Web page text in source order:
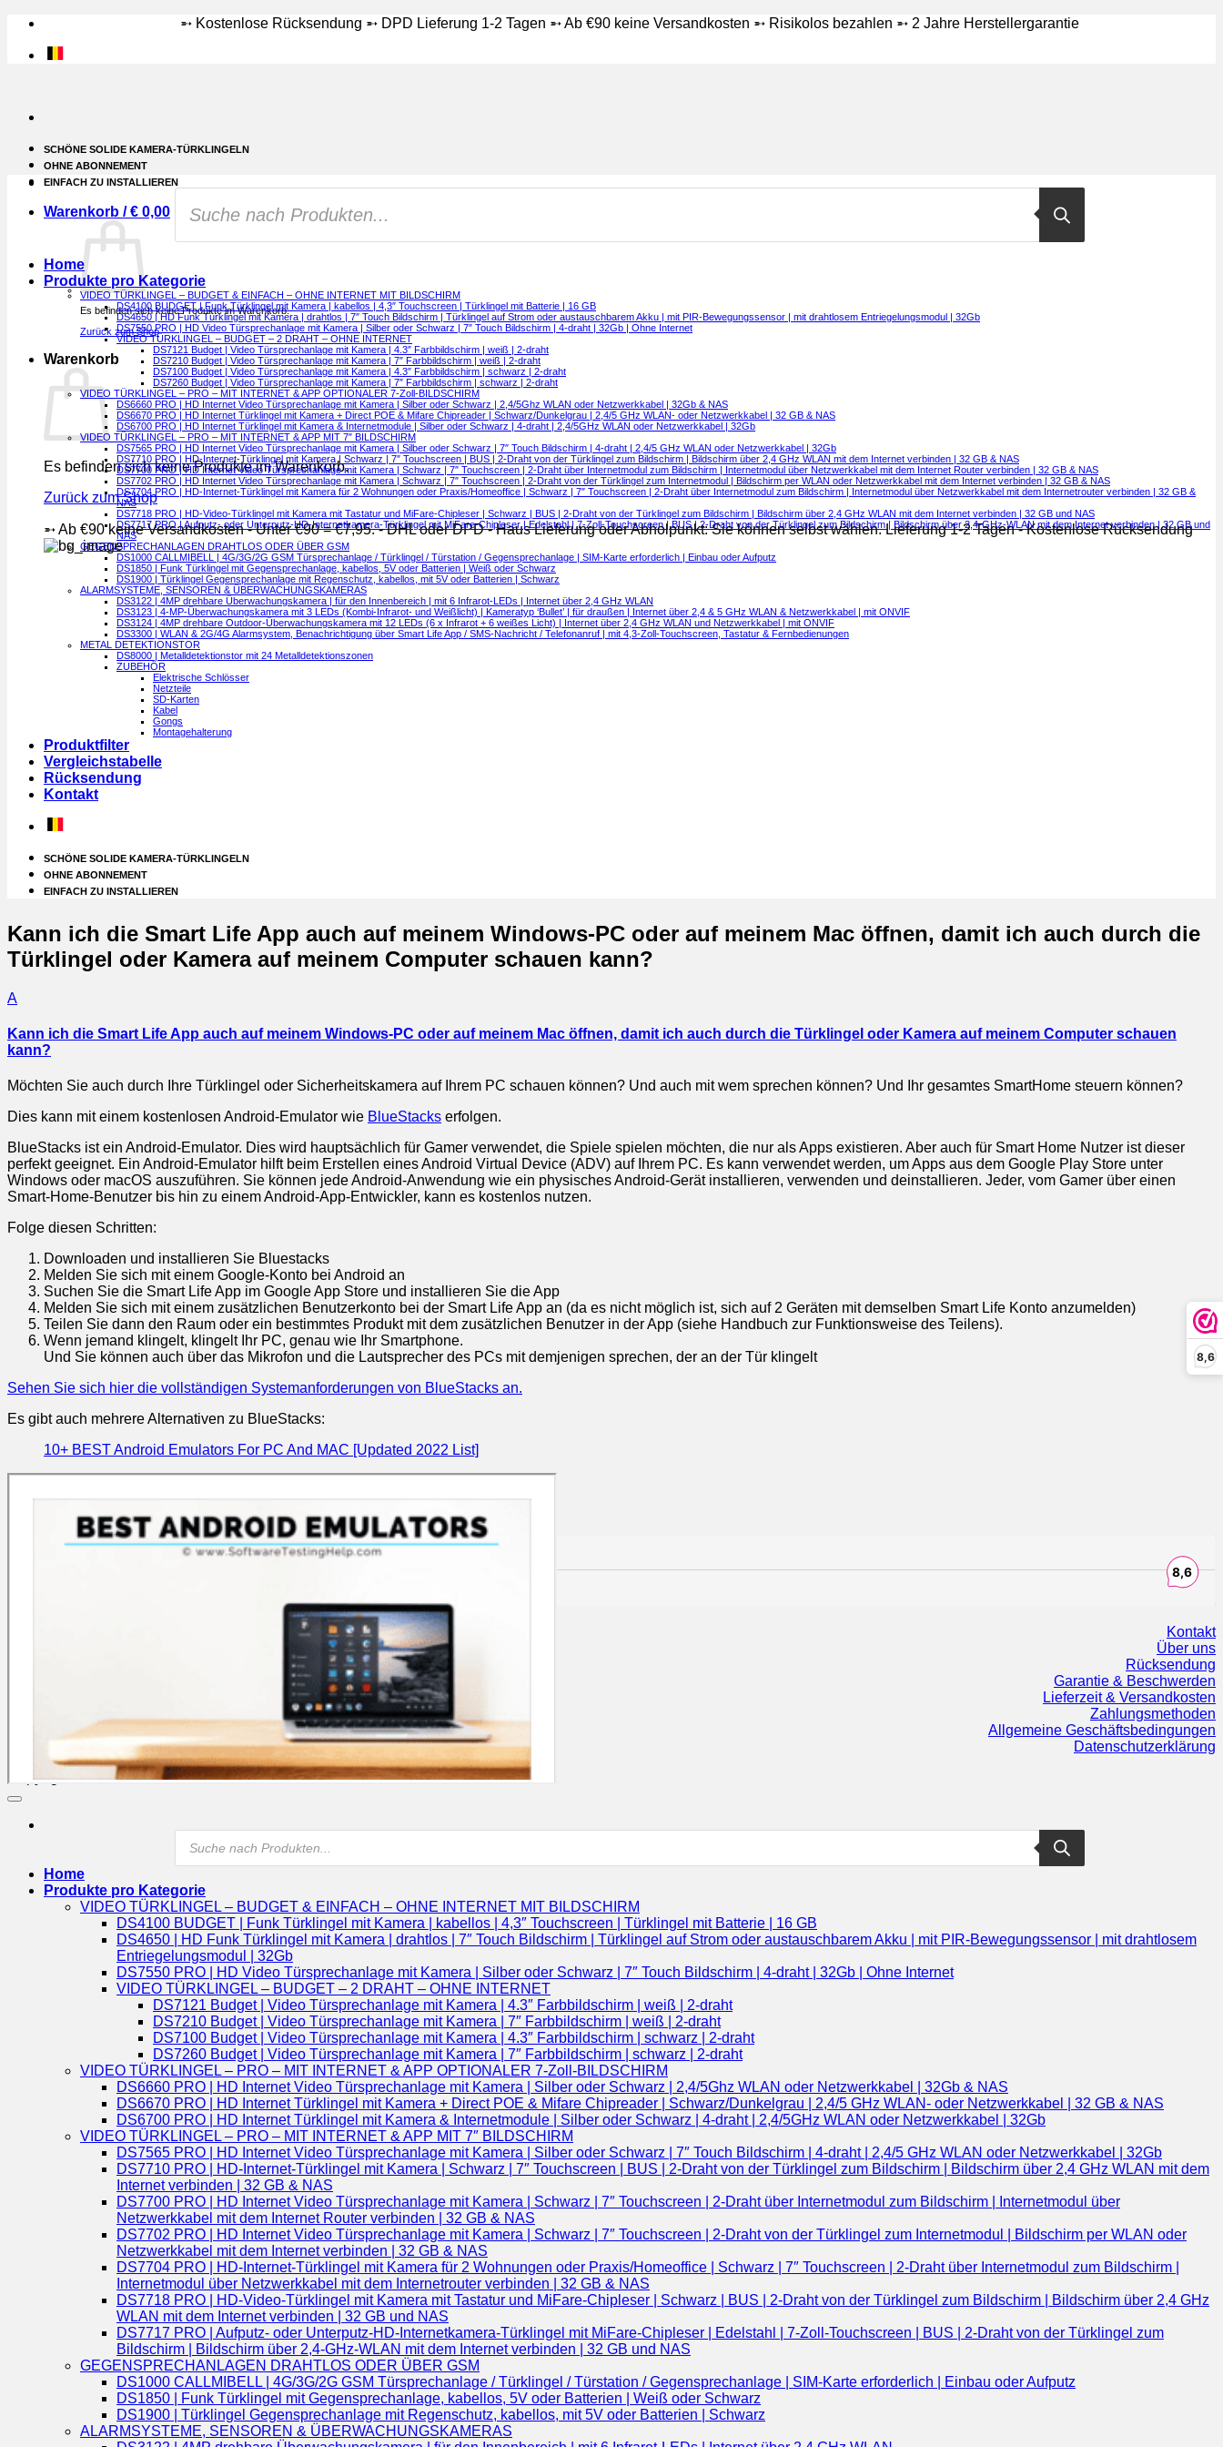
8,6
Zum
springen
➵ Kostenlose Rücksendung ➵ DPD Lieferung 1-2 Tagen ➵ Ab €90 keine Versandkosten ➵ Risikolos bezahlen ➵ 2 Jahre Herstellergarantie
SCHÖNE SOLIDE KAMERA-TÜRKLINGELN
OHNE ABONNEMENT
EINFACH ZU INSTALLIEREN
Warenkorb /€ 0,00
Es befinden sich keine Produkte im Warenkorb.
Zurück zum Shop
Warenkorb
Es befinden sich keine Produkte im Warenkorb.
Zurück zum Shop
➵ Ab €90 keine Versandkosten - Unter €90 = €7,95. - DHL oder DPD - Haus Lieferung oder Abholpunkt: Sie können selbst wählen. Lieferung 1-2 Tagen - Kostenlose Rücksendung
Products
search
Home
Produkte pro Kategorie
VIDEO TÜRKLINGEL – BUDGET & EINFACH – OHNE INTERNET MIT BILDSCHIRM
DS4100 BUDGET | Funk Türklingel mit Kamera | kabellos | 4,3″ Touchscreen | Türklingel mit Batterie | 16 GB
DS4650 | HD Funk Türklingel mit Kamera | drahtlos | 7″ Touch Bildschirm | Türklingel auf Strom oder austauschbarem Akku | mit PIR-Bewegungssensor | mit drahtlosem Entriegelungsmodul | 32Gb
DS7550 PRO | HD Video Türsprechanlage mit Kamera | Silber oder Schwarz | 7″ Touch Bildschirm | 4-draht | 32Gb | Ohne Internet
VIDEO TÜRKLINGEL – BUDGET – 2 DRAHT – OHNE INTERNET
DS7121 Budget | Video Türsprechanlage mit Kamera | 4.3″ Farbbildschirm | weiß | 2-draht
DS7210 Budget | Video Türsprechanlage mit Kamera | 7″ Farbbildschirm | weiß | 2-draht
DS7100 Budget | Video Türsprechanlage mit Kamera | 4.3″ Farbbildschirm | schwarz | 2-draht
DS7260 Budget | Video Türsprechanlage mit Kamera | 7″ Farbbildschirm | schwarz | 2-draht
VIDEO TÜRKLINGEL – PRO – MIT INTERNET & APP OPTIONALER 7-Zoll-BILDSCHIRM
DS6660 PRO | HD Internet Video Türsprechanlage mit Kamera | Silber oder Schwarz | 2,4/5Ghz WLAN oder Netzwerkkabel | 32Gb & NAS
DS6670 PRO | HD Internet Türklingel mit Kamera + Direct POE & Mifare Chipreader | Schwarz/Dunkelgrau | 2,4/5 GHz WLAN- oder Netzwerkkabel | 32 GB & NAS
DS6700 PRO | HD Internet Türklingel mit Kamera & Internetmodule | Silber oder Schwarz | 4-draht | 2,4/5GHz WLAN oder Netzwerkkabel | 32Gb
VIDEO TÜRKLINGEL – PRO – MIT INTERNET & APP MIT 7″ BILDSCHIRM
DS7565 PRO | HD Internet Video Türsprechanlage mit Kamera | Silber oder Schwarz | 7″ Touch Bildschirm | 4-draht | 2,4/5 GHz WLAN oder Netzwerkkabel | 32Gb
DS7710 PRO | HD-Internet-Türklingel mit Kamera | Schwarz | 7″ Touchscreen | BUS | 2-Draht von der Türklingel zum Bildschirm | Bildschirm über 2,4 GHz WLAN mit dem Internet verbinden | 32 GB & NAS
DS7700 PRO | HD Internet Video Türsprechanlage mit Kamera | Schwarz | 7″ Touchscreen | 2-Draht über Internetmodul zum Bildschirm | Internetmodul über Netzwerkkabel mit dem Internet Router verbinden | 32 GB & NAS
DS7702 PRO | HD Internet Video Türsprechanlage mit Kamera | Schwarz | 7″ Touchscreen | 2-Draht von der Türklingel zum Internetmodul | Bildschirm per WLAN oder Netzwerkkabel mit dem Internet verbinden | 32 GB & NAS
DS7704 PRO | HD-Internet-Türklingel mit Kamera für 2 Wohnungen oder Praxis/Homeoffice | Schwarz | 7″ Touchscreen | 2-Draht über Internetmodul zum Bildschirm | Internetmodul über Netzwerkkabel mit dem Internetrouter verbinden | 32 GB &
NAS
DS7718 PRO | HD-Video-Türklingel mit Kamera mit Tastatur und MiFare-Chipleser | Schwarz | BUS | 2-Draht von der Türklingel zum Bildschirm | Bildschirm über 2,4 GHz WLAN mit dem Internet verbinden | 32 GB und NAS
DS7717 PRO | Aufputz- oder Unterputz-HD-Internetkamera-Türklingel mit MiFare-Chipleser | Edelstahl | 7-Zoll-Touchscreen | BUS | 2-Draht von der Türklingel zum Bildschirm | Bildschirm über 2,4-GHz-WLAN mit dem Internet verbinden | 32 GB und
NAS
GEGENSPRECHANLAGEN DRAHTLOS ODER ÜBER GSM
DS1000 CALLMIBELL | 4G/3G/2G GSM Türsprechanlage / Türklingel / Türstation / Gegensprechanlage | SIM-Karte erforderlich | Einbau oder Aufputz
DS1850 | Funk Türklingel mit Gegensprechanlage, kabellos, 5V oder Batterien | Weiß oder Schwarz
DS1900 | Türklingel Gegensprechanlage mit Regenschutz, kabellos, mit 5V oder Batterien | Schwarz
ALARMSYSTEME, SENSOREN & ÜBERWACHUNGSKAMERAS
DS3122 | 4MP drehbare Überwachungskamera | für den Innenbereich | mit 6 Infrarot-LEDs | Internet über 2,4 GHz WLAN
DS3123 | 4-MP-Überwachungskamera mit 3 LEDs (Kombi-Infrarot- und Weißlicht) | Kameratyp ‘Bullet’ | für draußen | Internet über 2,4 & 5 GHz WLAN & Netzwerkkabel | mit ONVIF
DS3124 | 4MP drehbare Outdoor-Überwachungskamera mit 12 LEDs (6 x Infrarot + 6 weißes Licht) | Internet über 2,4 GHz WLAN und Netzwerkkabel | mit ONVIF
DS3300 | WLAN & 2G/4G Alarmsystem, Benachrichtigung über Smart Life App / SMS-Nachricht / Telefonanruf | mit 4,3-Zoll-Touchscreen, Tastatur & Fernbedienungen
METAL DETEKTIONSTOR
DS8000 | Metalldetektionstor mit 24 Metalldetektionszonen
ZUBEHÖR
Elektrische Schlösser
Netzteile
SD-Karten
Kabel
Gongs
Montagehalterung
Produktfilter
Vergleichstabelle
Rücksendung
Kontakt
SCHÖNE SOLIDE KAMERA-TÜRKLINGELN
OHNE ABONNEMENT
EINFACH ZU INSTALLIEREN
Kann ich die Smart Life App auch auf meinem Windows-PC oder auf meinem Mac öffnen, damit ich auch durch die
Türklingel oder Kamera auf meinem Computer schauen kann?
A
Kann ich die Smart Life App auch auf meinem Windows-PC oder auf meinem Mac öffnen, damit ich auch durch die Türklingel oder Kamera auf meinem Computer schauen
kann?
Möchten Sie auch durch Ihre Türklingel oder Sicherheitskamera auf Ihrem PC schauen können? Und auch mit wem sprechen können? Und Ihr gesamtes SmartHome steuern können?
Dies kann mit einem kostenlosen Android-Emulator wie BlueStacks erfolgen.
BlueStacks ist ein Android-Emulator. Dies wird hauptsächlich für Gamer verwendet, die Spiele spielen möchten, die nur als Apps existieren. Aber auch für Smart Home Nutzer ist dieser
perfekt geeignet. Ein Android-Emulator hilft beim Erstellen eines Android Virtual Device (ADV) auf Ihrem PC. Es kann verwendet werden, um Apps aus dem Google Play Store unter
Windows oder macOS auszuführen. Sie können jede Android-Anwendung wie ein physisches Android-Gerät installieren, verwenden und deinstallieren. Jeder, vom Gamer über einen
Smart-Home-Benutzer bis hin zu einem Android-App-Entwickler, kann es kostenlos nutzen.
Folge diesen Schritten:
Downloaden und installieren Sie Bluestacks
Melden Sie sich mit einem Google-Konto bei Android an
Suchen Sie die Smart Life App im Google App Store und installieren Sie die App
Melden Sie sich mit einem zusätzlichen Benutzerkonto bei der Smart Life App an (da es nicht möglich ist, sich auf 2 Geräten mit demselben Smart Life Konto anzumelden)
Teilen Sie dann den Raum oder ein bestimmtes Produkt mit dem zusätzlichen Benutzer in der App (siehe Handbuch zur Funktionsweise des Teilens).
Wenn jemand klingelt, klingelt Ihr PC, genau wie Ihr Smartphone.
Und Sie können auch über das Mikrofon und die Lautsprecher des PCs mit demjenigen sprechen, der an der Tür klingelt
Sehen Sie sich hier die vollständigen Systemanforderungen von BlueStacks an.
Es gibt auch mehrere Alternativen zu BlueStacks:
10+ BEST Android Emulators For PC And MAC [Updated 2022 List]
Kontakt
Über uns
Rücksendung
Garantie & Beschwerden
Lieferzeit & Versandkosten
Zahlungsmethoden
Allgemeine Geschäftsbedingungen
Datenschutzerklärung
Copyright 2026 ©Doorsafe
Products
search
Home
Produkte pro Kategorie
VIDEO TÜRKLINGEL – BUDGET & EINFACH – OHNE INTERNET MIT BILDSCHIRM
DS4100 BUDGET | Funk Türklingel mit Kamera | kabellos | 4,3″ Touchscreen | Türklingel mit Batterie | 16 GB
DS4650 | HD Funk Türklingel mit Kamera | drahtlos | 7″ Touch Bildschirm | Türklingel auf Strom oder austauschbarem Akku | mit PIR-Bewegungssensor | mit drahtlosem
Entriegelungsmodul | 32Gb
DS7550 PRO | HD Video Türsprechanlage mit Kamera | Silber oder Schwarz | 7″ Touch Bildschirm | 4-draht | 32Gb | Ohne Internet
VIDEO TÜRKLINGEL – BUDGET – 2 DRAHT – OHNE INTERNET
DS7121 Budget | Video Türsprechanlage mit Kamera | 4.3″ Farbbildschirm | weiß | 2-draht
DS7210 Budget | Video Türsprechanlage mit Kamera | 7″ Farbbildschirm | weiß | 2-draht
DS7100 Budget | Video Türsprechanlage mit Kamera | 4.3″ Farbbildschirm | schwarz | 2-draht
DS7260 Budget | Video Türsprechanlage mit Kamera | 7″ Farbbildschirm | schwarz | 2-draht
VIDEO TÜRKLINGEL – PRO – MIT INTERNET & APP OPTIONALER 7-Zoll-BILDSCHIRM
DS6660 PRO | HD Internet Video Türsprechanlage mit Kamera | Silber oder Schwarz | 2,4/5Ghz WLAN oder Netzwerkkabel | 32Gb & NAS
DS6670 PRO | HD Internet Türklingel mit Kamera + Direct POE & Mifare Chipreader | Schwarz/Dunkelgrau | 2,4/5 GHz WLAN- oder Netzwerkkabel | 32 GB & NAS
DS6700 PRO | HD Internet Türklingel mit Kamera & Internetmodule | Silber oder Schwarz | 4-draht | 2,4/5GHz WLAN oder Netzwerkkabel | 32Gb
VIDEO TÜRKLINGEL – PRO – MIT INTERNET & APP MIT 7″ BILDSCHIRM
DS7565 PRO | HD Internet Video Türsprechanlage mit Kamera | Silber oder Schwarz | 7″ Touch Bildschirm | 4-draht | 2,4/5 GHz WLAN oder Netzwerkkabel | 32Gb
DS7710 PRO | HD-Internet-Türklingel mit Kamera | Schwarz | 7″ Touchscreen | BUS | 2-Draht von der Türklingel zum Bildschirm | Bildschirm über 2,4 GHz WLAN mit dem
Internet verbinden | 32 GB & NAS
DS7700 PRO | HD Internet Video Türsprechanlage mit Kamera | Schwarz | 7″ Touchscreen | 2-Draht über Internetmodul zum Bildschirm | Internetmodul über
Netzwerkkabel mit dem Internet Router verbinden | 32 GB & NAS
DS7702 PRO | HD Internet Video Türsprechanlage mit Kamera | Schwarz | 7″ Touchscreen | 2-Draht von der Türklingel zum Internetmodul | Bildschirm per WLAN oder
Netzwerkkabel mit dem Internet verbinden | 32 GB & NAS
DS7704 PRO | HD-Internet-Türklingel mit Kamera für 2 Wohnungen oder Praxis/Homeoffice | Schwarz | 7″ Touchscreen | 2-Draht über Internetmodul zum Bildschirm |
Internetmodul über Netzwerkkabel mit dem Internetrouter verbinden | 32 GB & NAS
DS7718 PRO | HD-Video-Türklingel mit Kamera mit Tastatur und MiFare-Chipleser | Schwarz | BUS | 2-Draht von der Türklingel zum Bildschirm | Bildschirm über 2,4 GHz
WLAN mit dem Internet verbinden | 32 GB und NAS
DS7717 PRO | Aufputz- oder Unterputz-HD-Internetkamera-Türklingel mit MiFare-Chipleser | Edelstahl | 7-Zoll-Touchscreen | BUS | 2-Draht von der Türklingel zum
Bildschirm | Bildschirm über 2,4-GHz-WLAN mit dem Internet verbinden | 32 GB und NAS
GEGENSPRECHANLAGEN DRAHTLOS ODER ÜBER GSM
DS1000 CALLMIBELL | 4G/3G/2G GSM Türsprechanlage / Türklingel / Türstation / Gegensprechanlage | SIM-Karte erforderlich | Einbau oder Aufputz
DS1850 | Funk Türklingel mit Gegensprechanlage, kabellos, 5V oder Batterien | Weiß oder Schwarz
DS1900 | Türklingel Gegensprechanlage mit Regenschutz, kabellos, mit 5V oder Batterien | Schwarz
ALARMSYSTEME, SENSOREN & ÜBERWACHUNGSKAMERAS